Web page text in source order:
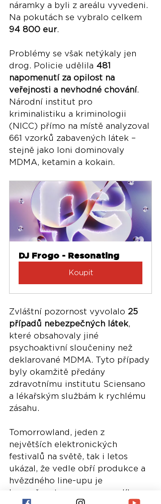
náramky a byli z areálu vyvedeni.
Na pokutách se vybralo celkem
94 800 eur.
Problémy se však netýkaly jen
drog. Policie udělila 481
napomenutí za opilost na
veřejnosti a nevhodné chování.
Národní institut pro
kriminalistiku a kriminologii
(NICC) přímo na místě analyzoval
661 vzorků zabavených látek –
stejně jako loni dominovaly
MDMA, ketamin a kokain.
DJ Frogo - Resonating
Koupit
Zvláštní pozornost vyvolalo 25
případů nebezpečných látek,
které obsahovaly jiné
psychoaktivní sloučeniny než
deklarované MDMA. Tyto případy
byly okamžitě předány
zdravotnímu institutu Sciensano
a lékařským službám k rychlému
zásahu.
Tomorrowland, jeden z
největších elektronických
festivalů na světě, tak i letos
ukázal, že vedle obří produkce a
hvězdného line-upu je
bezpečnost a prevence nedílnou